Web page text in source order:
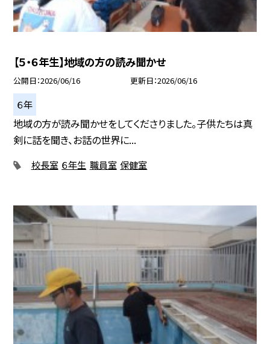
【５・６年生】地域の方の読み聞かせ
公開日 2026/06/16 更新日 2026/06/16
６年
地域の方が読み聞かせをしてくださりました。子供たちは真
剣に話を聞き、お話の世界に...
校長室 ６年生 職員室 保健室